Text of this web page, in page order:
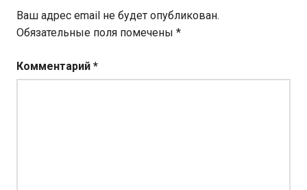
Ваш адрес email не будет опубликован.
Обязательные поля помечены *
Комментарий *